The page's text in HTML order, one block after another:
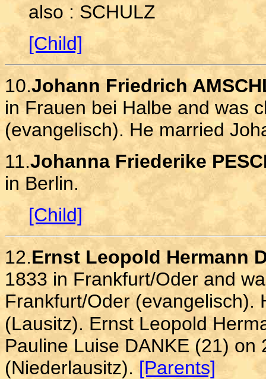
also : SCHULZ
[Child]
10.Johann Friedrich
in Frauen bei Halbe and was
(evangelisch). He married
11.Johanna Friederike
in Berlin.
[Child]
12.Ernst Leopold Hermann
1833 in Frankfurt/Oder and
Frankfurt/Oder (evangelisch).
(Lausitz). Ernst Leopold
Pauline Luise DANKE (21)
(Niederlausitz).[Parents]